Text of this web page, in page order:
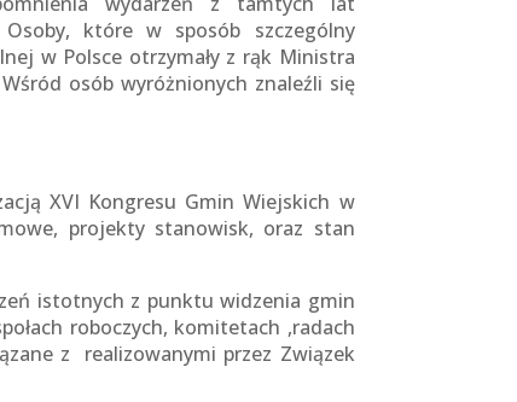
które w sposób szczególny
w Polsce otrzymały z rąk Ministra
osób wyróżnionych znaleźli się
XVI Kongresu Gmin Wiejskich w
projekty stanowisk, oraz stan
istotnych z punktu widzenia gmin
roboczych, komitetach ,radach
z realizowanymi przez Związek